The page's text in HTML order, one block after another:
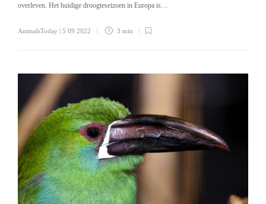
overleven. Het huidige droogteseizoen in Europa is…
AnimalsToday | 5 09 2022 3 min